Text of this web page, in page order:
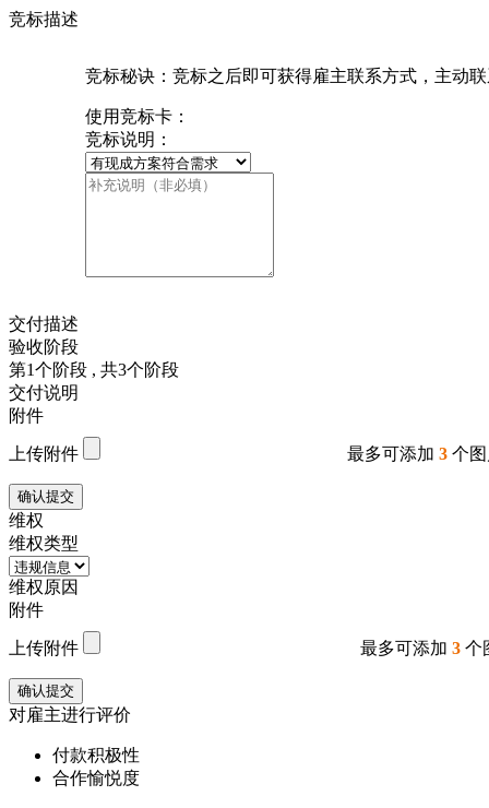
竞标描述
竞标秘诀：竞标之后即可获得雇主联系方式，主动
使用竞标卡：
竞标说明：
交付描述
验收阶段
第1个阶段 , 共3个阶段
交付说明
附件
上传附件 最多可添加 3 个
确认提交
维权
维权类型
维权原因
附件
上传附件 最多可添加 3 个
确认提交
对雇主进行评价
付款积极性
合作愉悦度